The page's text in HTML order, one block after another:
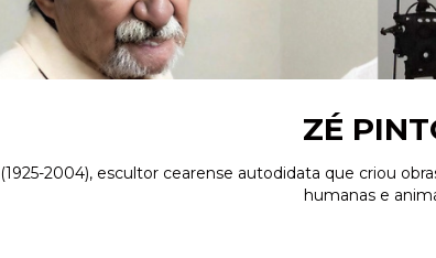
ZÉ
2004), escultor cearense autodidata que criou
humanas e